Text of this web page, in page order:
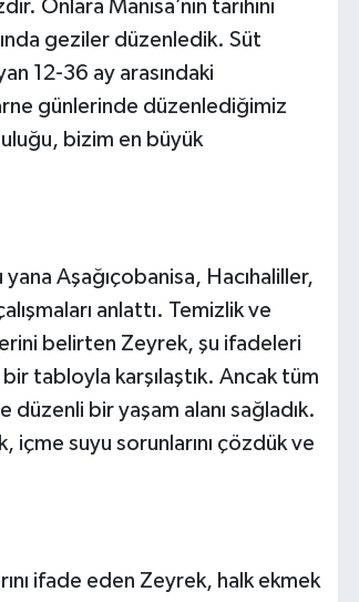
Onlara Manisa’nın tarihini
geziler düzenledik. Süt
12-36 ay arasındaki
günlerinde düzenlediğimiz
bizim en büyük
Aşağıçobanisa, Hacıhaliller,
anlattı. Temizlik ve
belirten Zeyrek, şu ifadeleri
tabloyla karşılaştık. Ancak tüm
bir yaşam alanı sağladık.
suyu sorunlarını çözdük ve
ifade eden Zeyrek, halk ekmek